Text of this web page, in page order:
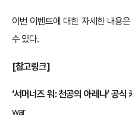
이번 이벤트에 대한 자세한 내용
수 있다.
[참고링크]
‘서머너즈 워: 천공의 아레나’ 공식
war